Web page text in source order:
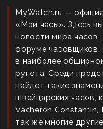
MyWatch.ru —
«Мои часы». Здесь
новости мира
форуме часовщиков,
в наиболее
рунета. Среди
найдет такие
швейцарских часов,
Vacheron Constantin,
так же многие